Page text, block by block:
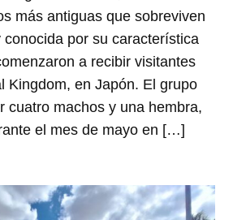
más antiguas que sobreviven
conocida por su característica
a recibir visitantes
Kingdom, en Japón. El grupo
cuatro machos y una hembra,
el mes de mayo en […]